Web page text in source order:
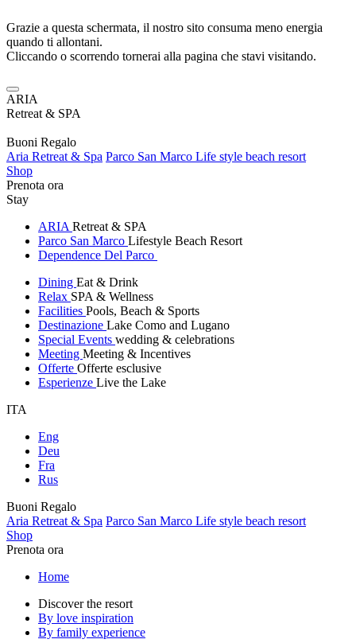
Grazie a questa schermata, il nostro sito consuma meno energia
quando ti allontani.
Cliccando o scorrendo tornerai alla pagina che stavi visitando.
ARIA
Retreat & SPA
Buoni Regalo
Aria Retreat & Spa Parco San Marco Life style beach resort
Shop
Prenota ora
Stay
ARIA Retreat & SPA
Parco San Marco Lifestyle Beach Resort
Dependence Del Parco
Dining Eat & Drink
Relax SPA & Wellness
Facilities Pools, Beach & Sports
Destinazione Lake Como and Lugano
Special Events wedding & celebrations
Meeting Meeting & Incentives
Offerte Offerte esclusive
Esperienze Live the Lake
ITA
Eng
Deu
Fra
Rus
Buoni Regalo
Aria Retreat & Spa Parco San Marco Life style beach resort
Shop
Prenota ora
Home
Discover the resort
By love inspiration
By family experience